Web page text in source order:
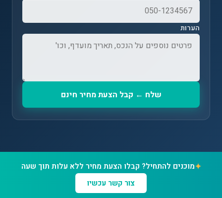
הערות
שלח ← קבל הצעת מחיר חינם
✦מוכנים להתחיל? קבלו הצעת מחיר ללא עלות תוך שעה
צור קשר עכשיו